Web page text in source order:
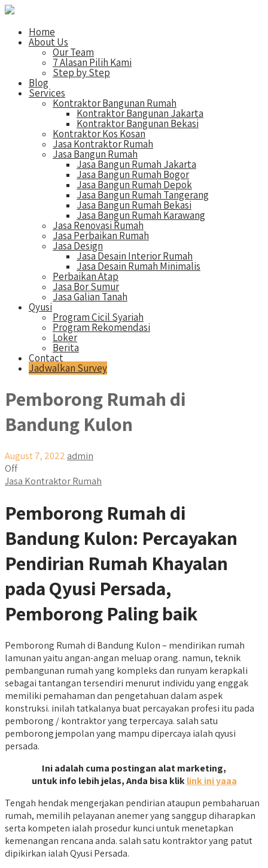
Home
About Us
Our Team
7 Alasan Pilih Kami
Step by Step
Blog
Services
Kontraktor Bangunan Rumah
Kontraktor Bangunan Jakarta
Kontraktor Bangunan Bekasi
Kontraktor Kos Kosan
Jasa Kontraktor Rumah
Jasa Bangun Rumah
Jasa Bangun Rumah Jakarta
Jasa Bangun Rumah Bogor
Jasa Bangun Rumah Depok
Jasa Bangun Rumah Tangerang
Jasa Bangun Rumah Bekasi
Jasa Bangun Rumah Karawang
Jasa Renovasi Rumah
Jasa Perbaikan Rumah
Jasa Design
Jasa Desain Interior Rumah
Jasa Desain Rumah Minimalis
Perbaikan Atap
Jasa Bor Sumur
Jasa Galian Tanah
Qyusi
Program Cicil Syariah
Program Rekomendasi
Loker
Berita
Contact
Jadwalkan Survey
Pemborong Rumah di
Bandung Kulon
August 7, 2022 admin
Off
Jasa Kontraktor Rumah
Pemborong Rumah di
Bandung Kulon: Percayakan
Pendirian Rumah Khayalan
pada Qyusi Persada,
Pemborong Paling baik
Pemborong Rumah di Bandung Kulon – mendirikan rumah
lamunan yaitu angan-angan meluap orang. namun, teknik
pembangunan rumah yang kompleks dan runyam kerapkali
sebagai tantangan tersendiri menurut individu yang enggak
memiliki pemahaman dan pengetahuan dalam aspek
konstruksi. inilah tatkalanya buat percayakan profesi itu pada
pemborong / kontraktor yang terpercaya. salah satu
pemborong jempolan yang mampu dipercaya ialah qyusi
persada.
Ini adalah cuma postingan alat marketing,
untuk info lebih jelas, Anda bisa kliklink ini yaaa
Tengah hendak mengerjakan pendirian ataupun pembaharuan
rumah, memilih pelayanan anemer yang sanggup diharapkan
serta kompeten ialah prosedur kunci untuk menetapkan
kemenangan rencana anda. salah satu kontraktor yang patut
dipikirkan ialah Qyusi Persada.